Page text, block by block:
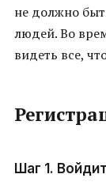
не должно
людей. Во
видеть все,
Шаг 1.